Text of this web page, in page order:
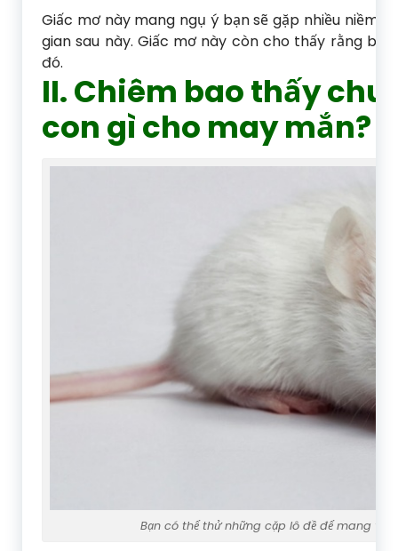
Giấc mơ này mang ngụ ý bạn sẽ gặp nhiều niềm
gian sau này. Giấc mơ này còn cho thấy rằng
đó.
II. Chiêm bao thấy
con gì cho may mắn?
Bạn có thể thử những cặp lô đề để mang về